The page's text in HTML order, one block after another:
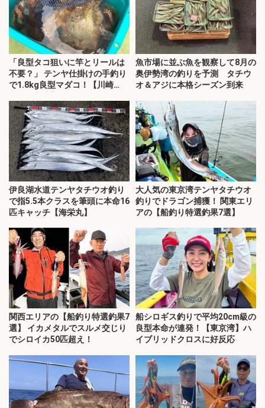
「良型タコ狙いに竿とリールは
不要？」 テンヤ仕掛けの手釣り
で1.8kg良型マダコ！【川崎
魚市場に並ぶ魚を観察して8月の
奥伊勢湾の釣りを予測 タチウ
オ＆アジに本格シーズン到来
伊良湖水道テンヤタチウオ釣り
で指5.5本クラスを筆頭に本命16
匹キャッチ【海栄丸】
大人気の東京湾テンヤタチウオ
釣りでドラゴン捕獲！ 関東エリ
アの【船釣り特選釣果7選】
関西エリアの【船釣り特選釣果7
選】 イカメタルでスルメ交じり
でシロイカ50匹超え！
船シロギス釣りで平均20cm級の
良型本命が連発！【東京湾】ハ
イブリッドクロスに好反応